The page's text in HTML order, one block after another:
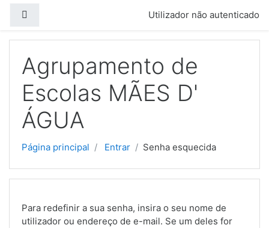
Utilizador não autenticado
Agrupamento de
Escolas MÃES D'
ÁGUA
Página principal Entrar Senha esquecida
Para redefinir a sua senha, insira o seu nome de
utilizador ou endereço de e-mail. Se um deles for